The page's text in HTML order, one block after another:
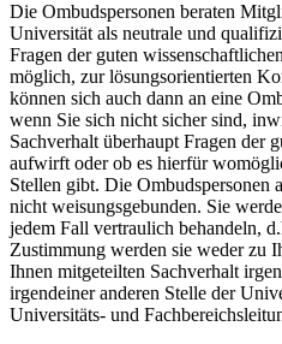
Die Ombudspersonen beraten
Universität als neutrale und
Fragen der guten
möglich, zur lösungsorientierten
können sich auch dann an eine
wenn Sie sich nicht sicher sind,
Sachverhalt überhaupt Fragen der
aufwirft oder ob es hierfür
Stellen gibt. Die Ombudspersonen
nicht weisungsgebunden. Sie
jedem Fall vertraulich behandeln,
Zustimmung werden sie weder zu
Ihnen mitgeteilten Sachverhalt
irgendeiner anderen Stelle der
Universitäts- und